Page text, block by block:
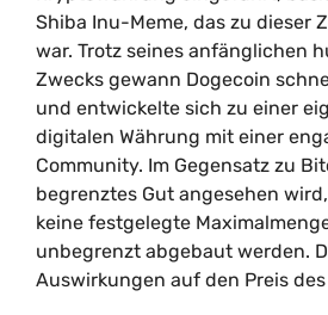
Shiba Inu-Meme, das zu dieser
war. Trotz seines anfänglichen
Zwecks gewann Dogecoin
und entwickelte sich zu einer
digitalen Währung mit einer
Community. Im Gegensatz zu
begrenztes Gut angesehen
keine festgelegte
unbegrenzt abgebaut werden.
Auswirkungen auf den Preis